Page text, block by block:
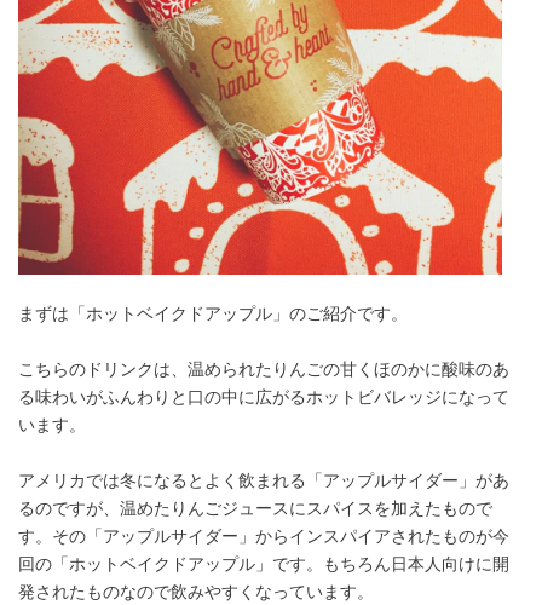
まずは「ホットベイクドアップル」のご紹介です。
こちらのドリンクは、温められたりんごの甘くほのかに酸味のあ
る味わいがふんわりと口の中に広がるホットビバレッジになって
います。
アメリカでは冬になるとよく飲まれる「アップルサイダー」があ
るのですが、温めたりんごジュースにスパイスを加えたもので
す。その「アップルサイダー」からインスパイアされたものが今
回の「ホットベイクドアップル」です。もちろん日本人向けに開
発されたものなので飲みやすくなっています。